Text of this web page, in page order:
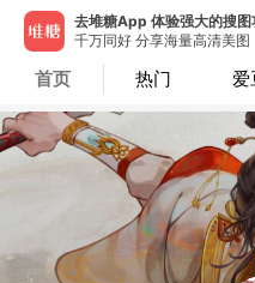
去堆糖App 体验强大的搜图
千万同好 分享海量高清美图
首页 热门 爱